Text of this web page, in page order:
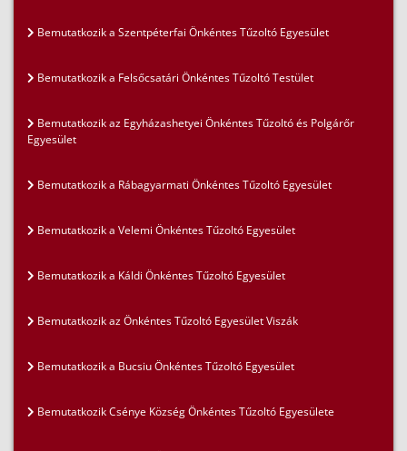
Bemutatkozik a Szentpéterfai Önkéntes Tűzoltó Egyesület
Bemutatkozik a Felsőcsatári Önkéntes Tűzoltó Testület
Bemutatkozik az Egyházashetyei Önkéntes Tűzoltó és Polgárőr
Egyesület
Bemutatkozik a Rábagyarmati Önkéntes Tűzoltó Egyesület
Bemutatkozik a Velemi Önkéntes Tűzoltó Egyesület
Bemutatkozik a Káldi Önkéntes Tűzoltó Egyesület
Bemutatkozik az Önkéntes Tűzoltó Egyesület Viszák
Bemutatkozik a Bucsiu Önkéntes Tűzoltó Egyesület
Bemutatkozik Csénye Község Önkéntes Tűzoltó Egyesülete